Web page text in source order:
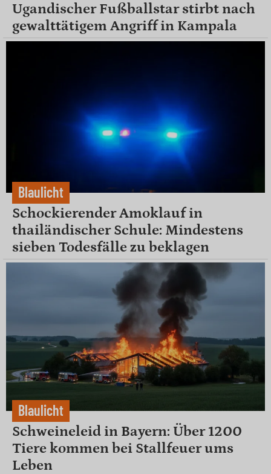
Ugandischer Fußballstar stirbt nach
gewalttätigem Angriff in Kampala
Blaulicht
Schockierender Amoklauf in
thailändischer Schule: Mindestens
sieben Todesfälle zu beklagen
Blaulicht
Schweineleid in Bayern: Über 1200
Tiere kommen bei Stallfeuer ums
Leben